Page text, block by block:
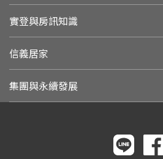
實登與房訊知識
信義居家
集團與永續發展